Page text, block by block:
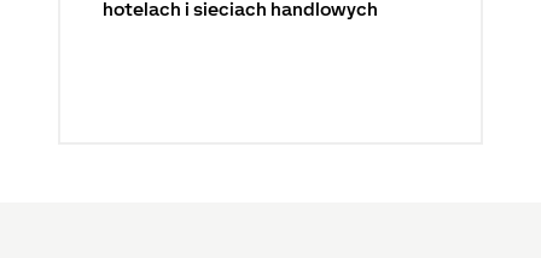
hotelach i sieciach handlowych